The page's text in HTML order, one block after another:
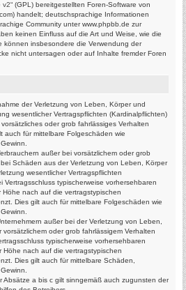
v2“ (GPL) bereitgestellten Foren-Software von
handelt; deutschsprachige Informationen
Community unter www.phpbb.de zur
keinen Einfluss auf die Art und Weise, wie die
können insbesondere die Verwendung der
nicht untersagen oder auf Inhalte fremder Foren
der Verletzung von Leben, Körper und
wesentlicher Vertragspflichten (Kardinalpflichten)
oder grob fahrlässiges Verhalten
auch für mittelbare Folgeschäden wie
außer bei vorsätzlichem oder grob
Schäden aus der Verletzung von Leben, Körper
wesentlicher Vertragspflichten
Vertragsschluss typischerweise vorhersehbaren
nach auf die vertragstypischen
Dies gilt auch für mittelbare Folgeschäden wie
außer bei der Verletzung von Leben,
oder grob fahrlässigem Verhalten
typischerweise vorhersehbaren
Höhe nach auf die vertragstypischen
Dies gilt auch für mittelbare Schäden,
Absätze a bis c gilt sinngemäß auch zugunsten der